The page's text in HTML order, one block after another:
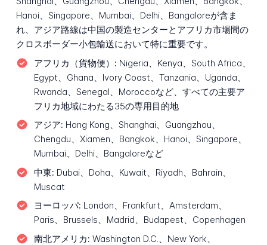
Hanoi、Singapore、Mumbai、Delhi、Bangaloreが含ま
れ、アジア路線は中国の製造センターとアフリカ市場間の
クロスボーダー小包輸送において特に重要です。
アフリカ（貨物便）: Nigeria、Kenya、South Africa、
Egypt、Ghana、Ivory Coast、Tanzania、Uganda、
Rwanda、Senegal、Moroccoなど、すべての主要ア
フリカ地域にわたる35の専用目的地
アジア: Hong Kong、Shanghai、Guangzhou、
Chengdu、Xiamen、Bangkok、Hanoi、Singapore、
Mumbai、Delhi、Bangaloreなど
中東: Dubai、Doha、Kuwait、Riyadh、Bahrain、
Muscat
ヨーロッパ: London、Frankfurt、Amsterdam、
Paris、Brussels、Madrid、Budapest、Copenhagen
南北アメリカ: Washington D.C.、New York、